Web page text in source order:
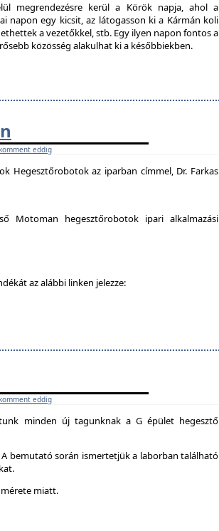
megrendezésre kerül a Körök napja, ahol a
napon egy kicsit, az látogasson ki a Kármán koli
a vezetőkkel, stb. Egy ilyen napon fontos a
közösség alakulhat ki a későbbiekben.
eddig
Hegesztőrobotok az iparban címmel, Dr. Farkas
Motoman hegesztőrobotok ipari alkalmazási
az alábbi linken jelezze:
eddig
minden új tagunknak a G épület hegesztő
bemutató során ismertetjük a laborban található
miatt.